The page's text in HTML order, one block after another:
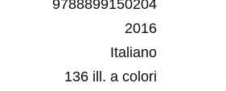
9788899150204
2016
Italiano
136 ill. a colori